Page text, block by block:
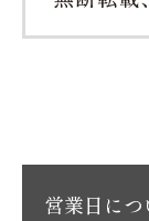
営業日につ